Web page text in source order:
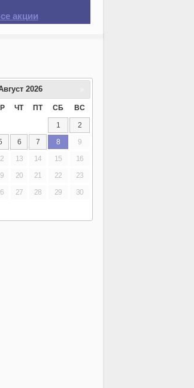
акции
2026
ЧТ ПТ СБ ВС
1
2
6 7 8
9
13 14 15
16
20 21 22
23
27 28 29
30